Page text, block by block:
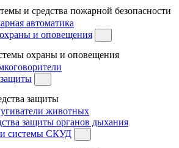
и средства пожарной безопасности
автоматика
и оповещения
охраны и оповещения
защиты
животных
защиты органов дыхания
и системы СКУД